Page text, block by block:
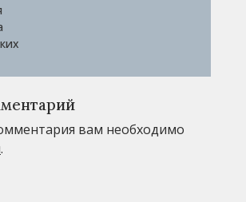
вам необходимо
.